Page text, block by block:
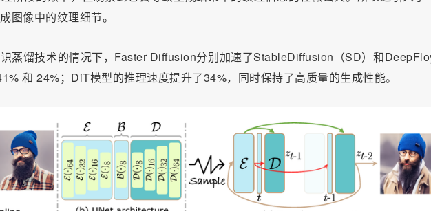
图像中的纹理细节。
蒸馏技术的情况下，Faster Diffusion分别加速了StableDiffusion（SD）和
和 24%；DiT模型的推理速度提升了34%，同时保持了高质量的生成性能。